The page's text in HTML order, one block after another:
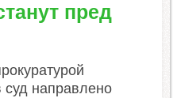
пред
суд направлено